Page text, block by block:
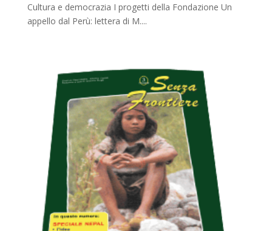
Cultura e democrazia I progetti della Fondazione Un
appello dal Perù: lettera di M....